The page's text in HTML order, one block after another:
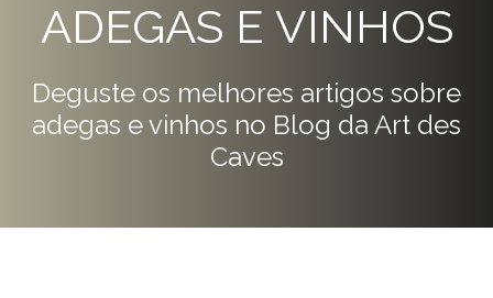
ADEGAS E VINHOS
Deguste os melhores artigos sobre
adegas e vinhos no Blog da Art des
Caves